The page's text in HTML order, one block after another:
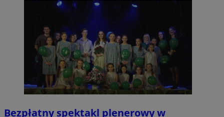
Bezpłatny spektakl plenerowy w